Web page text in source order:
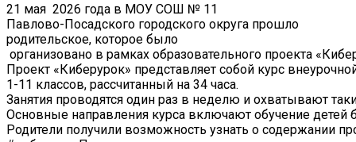
️21 мая 2026 года в МОУ СОШ № 11
Павлово-Посадского городского округа прошло
родительское, которое было
организовано в рамках образовательного проекта
️Проект «Киберурок» представляет собой курс
1-11 классов, рассчитанный на 34 часа.
Занятия проводятся один раз в неделю и охватывают
️Основные направления курса включают обучение
️Родители получили возможность узнать о содержании